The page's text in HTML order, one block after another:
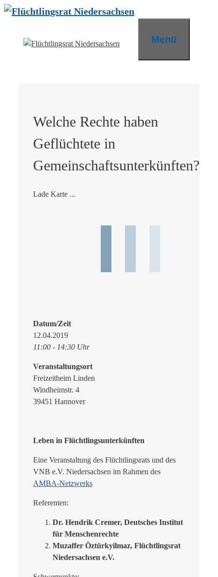
Zum
Menü
Welche Rechte haben
Geflüchtete in
Gemeinschaftsunterkünften?
Lade Karte ...
Datum/Zeit
12.04.2019
11:00 - 14:30 Uhr
Veranstaltungsort
Freizeitheim Linden
Windheimstr. 4
39451 Hannover
Leben in Flüchtlingsunterkünften
Eine Veranstaltung des Flüchtlingsrats und des
VNB e.V. Niedersachsen im Rahmen des
AMBA-Netzwerks
Referenten:
Dr. Hendrik Cremer, Deutsches Institut
für Menschenrechte
Muzaffer Öztürkyilmaz, Flüchtlingsrat
Niedersachsen e.V.